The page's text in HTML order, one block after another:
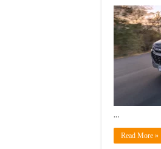
…
Read More »